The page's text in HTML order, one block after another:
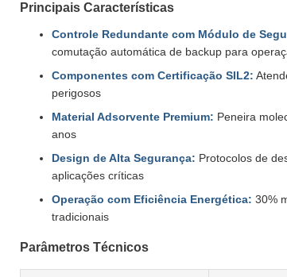
Principais Características
Controle Redundante com Módulo de
comutação automática de backup para
Componentes com Certificação SIL2:
perigosos
Material Adsorvente Premium: Peneira
anos
Design de Alta Segurança: Protocolos de
aplicações críticas
Operação com Eficiência Energética: 30%
tradicionais
Parâmetros Técnicos